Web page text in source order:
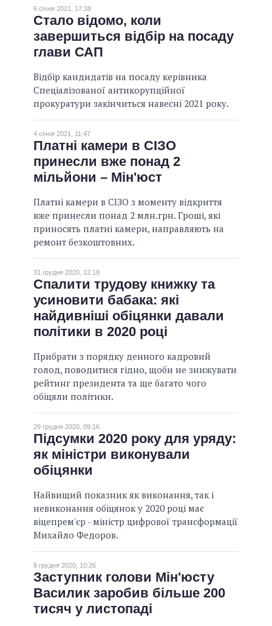
6 січня 2021, 17:38
Стало відомо, коли
завершиться відбір на посаду
глави САП
Відбір кандидатів на посаду керівника
Спеціалізованої антикорупційної
прокуратури закінчиться навесні 2021 року.
4 січня 2021, 11:47
Платні камери в СІЗО
принесли вже понад 2
мільйони – Мін'юст
Платні камери в СІЗО з моменту відкриття
вже принесли понад 2 млн.грн. Гроші, які
приносять платні камери, направляють на
ремонт безкоштовних.
31 грудня 2020, 12:18
Спалити трудову книжку та
усиновити бабака: які
найдивніші обіцянки давали
політики в 2020 році
Прибрати з порядку денного кадровий
голод, поводитися гідно, щоби не знижувати
рейтинг президента та ще багато чого
обіцяли політики.
29 грудня 2020, 09:16
Підсумки 2020 року для уряду:
як міністри виконували
обіцянки
Найвищий показник як виконання, так і
невиконання обіцянок у 2020 році має
віцепрем'єр - міністр цифрової трансформації
Михайло Федоров.
8 грудня 2020, 10:26
Заступник голови Мін'юсту
Василик заробив більше 200
тисяч у листопаді